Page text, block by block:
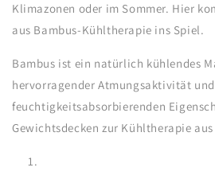
Klimazonen oder im Sommer. Hier
aus Bambus-Kühltherapie ins Spiel.
Bambus ist ein natürlich kühlendes
hervorragender Atmungsaktivität und
feuchtigkeitsabsorbierenden
Gewichtsdecken zur Kühltherapie